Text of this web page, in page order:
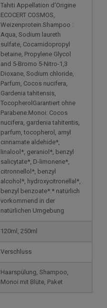
Tahiti Appellation d'Origine
ECOCERT COSMOS,
Weizenprotein.Shampoo :
Aqua, Sodium laureth
sulfate, Cocamidopropyl
betaine, Propylene Glycol
and 5-Bromo 5-Nitro-1,3
Dioxane, Sodium chloride,
Parfum, Cocos nucifera,
Gardenia tahitensis,
TocopherolGarantiert ohne
Parabene.Monoi: Cocos
nucifera, gardenia tahitentis,
parfum, tocopherol, amyl
cinnamate aldehide*,
linalool*, geraniol*, benzyl
salicytate*, D-limonene*,
citronnellol*, benzyl
alcohol*, hydroxycitronellal*,
benzyl benzoate*.* natürlich
vorkommend in der
natürlichen Umgebung
120ml, 250ml
Verschluss
Haarspülung, Shampoo,
Monoi mit Blüte, Paket